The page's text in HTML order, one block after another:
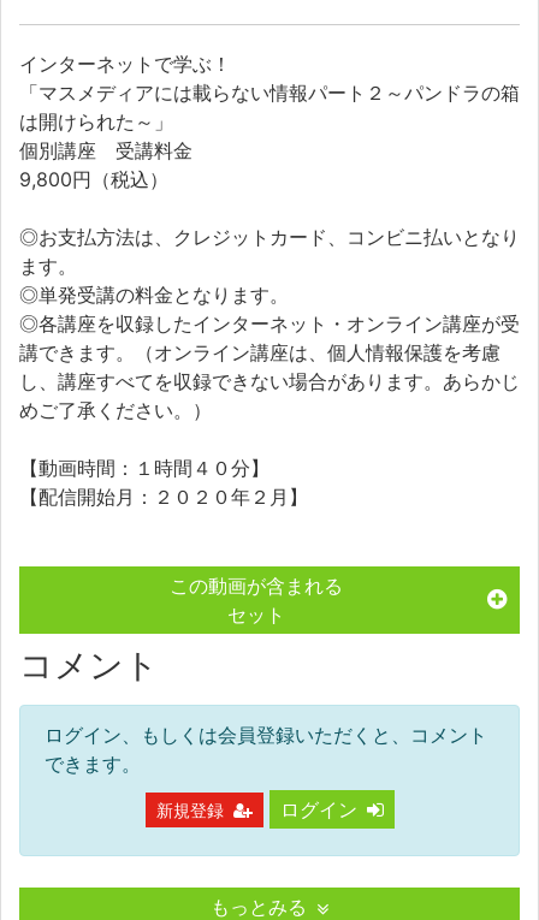
インターネットで学ぶ！
「マスメディアには載らない情報パート２～パンドラの箱
は開けられた～」
個別講座 受講料金
9,800円（税込）
◎お支払方法は、クレジットカード、コンビニ払いとなり
ます。
◎単発受講の料金となります。
◎各講座を収録したインターネット・オンライン講座が受
講できます。（オンライン講座は、個人情報保護を考慮
し、講座すべてを収録できない場合があります。あらかじ
めご了承ください。）
【動画時間：１時間４０分】
【配信開始月：２０２０年２月】
この動画が含まれる
セット
コメント
ログイン、もしくは会員登録いただくと、コメント
できます。
新規登録 ログイン
もっとみる